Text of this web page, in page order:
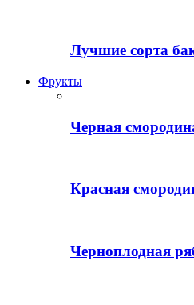
Лучшие сорта
Фрукты
Черная
Красная
Черноплодная